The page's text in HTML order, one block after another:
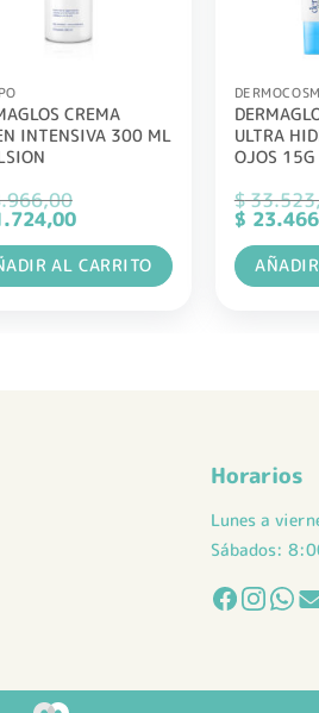
CREMA
INTENSIVA 300 ML
El
precio
actual
es:
$ 21.724,00.
AL CARRITO
ULTRA
OJOS 15G
$
El
precio
original
era:
$
$
Horarios
Lunes a
Sábados: